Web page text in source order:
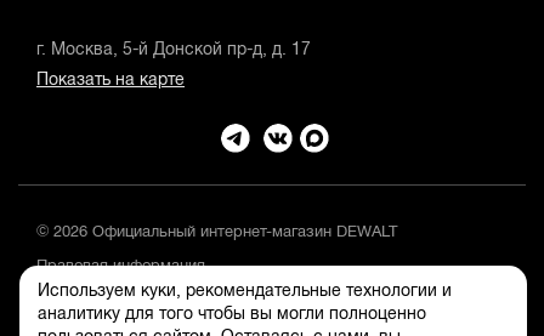
Используем куки, рекомендательные технологии и
аналитику для того чтобы вы могли полноценно
г. Москва, 5-й Донской пр-д, д. 17
Показать на карте
© 2026 Официальный интернет-магазин DEWALT
Правовая информация
Положение об обработке и защите персональных данных